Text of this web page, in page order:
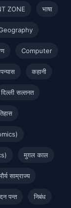
ZONE भाषा
Computer
कहानी
दिल्ली सल्तनत
मुग़ल काल
साम्राज्य
पन्त निबंध